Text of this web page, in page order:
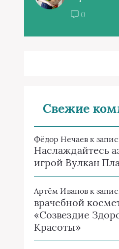
0
Свежие
Фёдор Нечаевк
Наслаждайтесь
игрой Вулкан
Артём Ивановк
врачебной
«Созвездие
Красоты»